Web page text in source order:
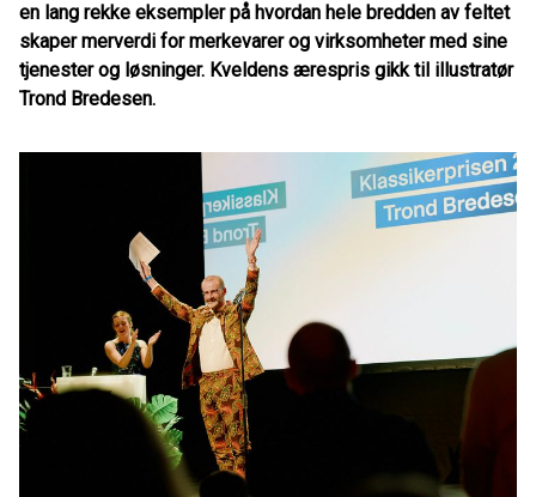
en lang rekke eksempler på hvordan hele bredden av feltet
skaper merverdi for merkevarer og virksomheter med sine
tjenester og løsninger. Kveldens ærespris gikk til illustratør
Trond Bredesen.